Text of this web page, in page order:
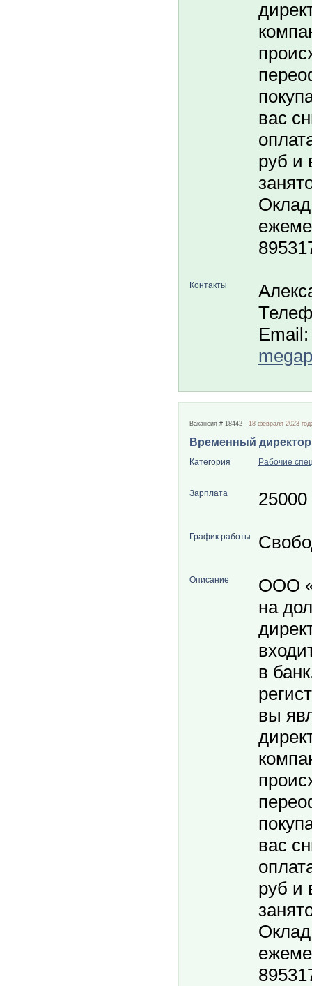
вас
руб и
Контакты
Email:
Вакансия # 18442 18 февраля 2023
Временный директор
Категория Рабочие
Зарплата 25000
График работы
Описание
ООО
на
в
вы
вас
руб и